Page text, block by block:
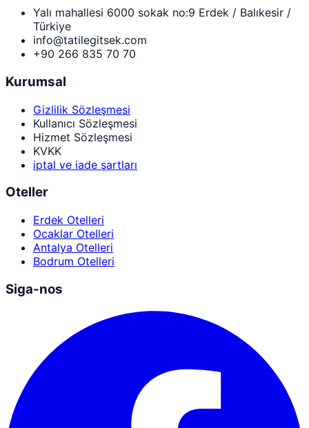
Yalı mahallesi 6000 sokak no:9 Erdek / Balıkesir /
Türkiye
info@tatilegitsek.com
+90 266 835 70 70
Kurumsal
Gizlilik Sözleşmesi
Kullanıcı Sözleşmesi
Hizmet Sözleşmesi
KVKK
iptal ve iade şartları
Oteller
Erdek Otelleri
Ocaklar Otelleri
Antalya Otelleri
Bodrum Otelleri
Siga-nos